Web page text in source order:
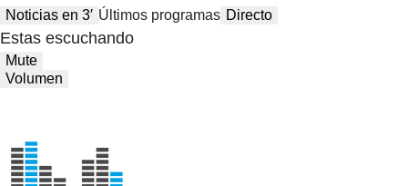
Noticias en 3′ Últimos programas Directo
Estas escuchando
Mute
Volumen